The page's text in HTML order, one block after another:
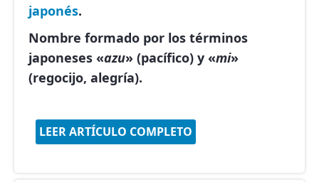
japonés.
Nombre formado por los términos
japoneses «azu» (pacífico) y «mi»
(regocijo, alegría).
LEER ARTÍCULO COMPLETO